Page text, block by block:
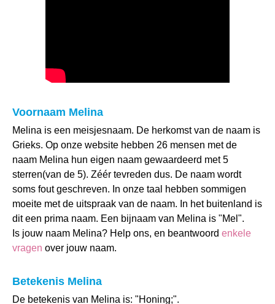
Voornaam Melina
Melina is een meisjesnaam. De herkomst van de naam is
Grieks. Op onze website hebben 26 mensen met de
naam Melina hun eigen naam gewaardeerd met 5
sterren(van de 5). Zéér tevreden dus. De naam wordt
soms fout geschreven. In onze taal hebben sommigen
moeite met de uitspraak van de naam. In het buitenland is
dit een prima naam. Een bijnaam van Melina is "Mel".
Is jouw naam Melina? Help ons, en beantwoord enkele
vragen over jouw naam.
Betekenis Melina
De betekenis van Melina is: "Honing;".